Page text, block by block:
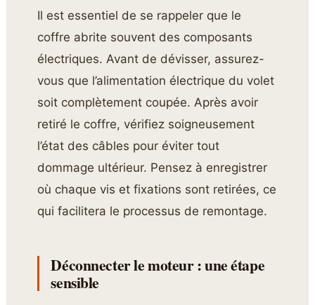
Il est essentiel de se rappeler que le
coffre abrite souvent des composants
électriques. Avant de dévisser, assurez-
vous que l’alimentation électrique du volet
soit complètement coupée. Après avoir
retiré le coffre, vérifiez soigneusement
l’état des câbles pour éviter tout
dommage ultérieur. Pensez à enregistrer
où chaque vis et fixations sont retirées, ce
qui facilitera le processus de remontage.
Déconnecter le moteur : une étape
sensible